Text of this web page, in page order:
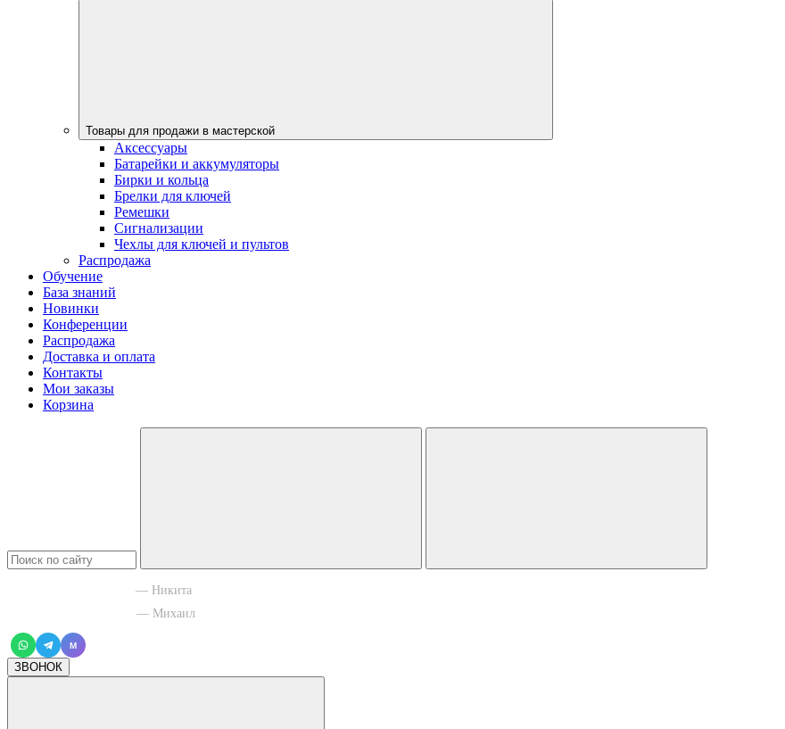
Товары для продажи в мастерской
Аксессуары
Батарейки и аккумуляторы
Бирки и кольца
Брелки для ключей
Ремешки
Сигнализации
Чехлы для ключей и пультов
Распродажа
Обучение
База знаний
Новинки
Конференции
Распродажа
Доставка и оплата
Контакты
Мои заказы
Корзина
— Никита
— Михаил
M
ЗВОНОК